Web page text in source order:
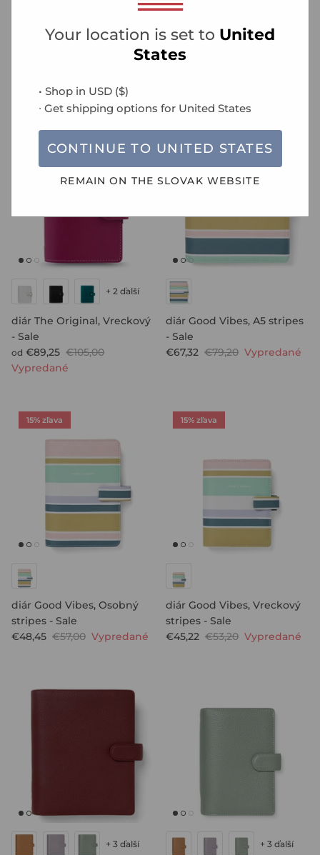
Your location is set to United
States
• Shop in USD($)
∙ Get shipping options for United States
CONTINUE TO UNITED STATES
REMAIN ON THE SLOVAK WEBSITE
€144,00
+ 1 ďalší + 1 ďalší
diár The Original, Vreckový
- Sale
od €89,25 €105,00
Vypredané
+ 2 ďalší
diár Good Vibes, A5 stripes
- Sale
€67,32 €79,20 Vypredané
15% zľava
diár Good Vibes, Osobný
stripes - Sale
€48,45 €57,00 Vypredané
15% zľava
diár Good Vibes, Vreckový
stripes - Sale
€45,22 €53,20 Vypredané
+ 3 ďalší + 3 ďalší